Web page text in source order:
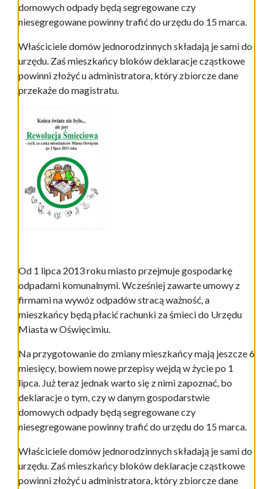
domowych odpady będą segregowane czy
niesegregowane powinny trafić do urzędu do 15 marca.
Właściciele domów jednorodzinnych składają je sami do
urzędu. Zaś mieszkańcy bloków deklaracje cząstkowe
powinni złożyć u administratora, który zbiorcze dane
przekaże do magistratu.
Od 1 lipca 2013 roku miasto przejmuje gospodarkę
odpadami komunalnymi. Wcześniej zawarte umowy z
firmami na wywóz odpadów stracą ważność, a
mieszkańcy będą płacić rachunki za śmieci do Urzędu
Miasta w Oświęcimiu.
Na przygotowanie do zmiany mieszkańcy mają jeszcze 6
miesięcy, bowiem nowe przepisy wejdą w życie po 1
lipca. Już teraz jednak warto się z nimi zapoznać, bo
deklaracje o tym, czy w danym gospodarstwie
domowych odpady będą segregowane czy
niesegregowane powinny trafić do urzędu do 15 marca.
Właściciele domów jednorodzinnych składają je sami do
urzędu. Zaś mieszkańcy bloków deklaracje cząstkowe
powinni złożyć u administratora, który zbiorcze dane